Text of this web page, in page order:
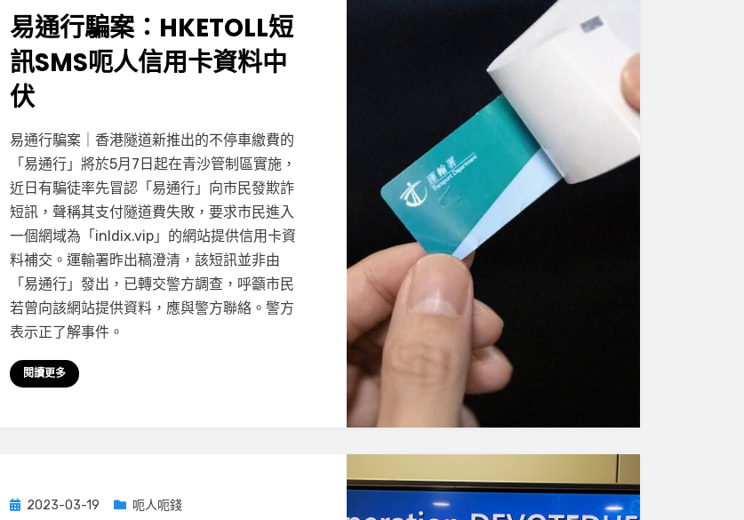
伏
被
呃
錢！〉
中
on
易通行騙案：HKETOLL短
訊SMS呃人信用卡資料中
伏
by小編
Leave a commenton
易
通
騙
案：
HKeToll
短
訊
中
易通行騙案｜香港隧道新推出的不停車繳費的
「易通行」將於5月7日起在青沙管制區實施，
近日有騙徒率先冒認「易通行」向市民發欺詐
短訊，聲稱其支付隧道費失敗，要求市民進入
一個網域為「inldix.vip」的網站提供信用卡資
料補交。運輸署昨出稿澄清，該短訊並非由
「易通行」發出，已轉交警方調查，呼籲市民
若曾向該網站提供資料，應與警方聯絡。警方
表示正了解事件。
閱讀更多
Posted
2023-03-19 呃人呃錢